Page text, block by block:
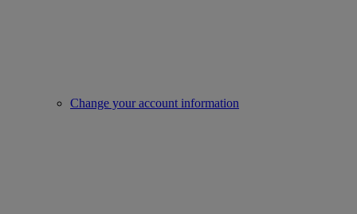
Change your account information